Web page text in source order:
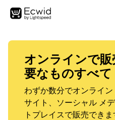
オンラインで
要なものすべて
わずか数分でオンライ
サイト、ソーシャル メ
トプレイスで販売できま